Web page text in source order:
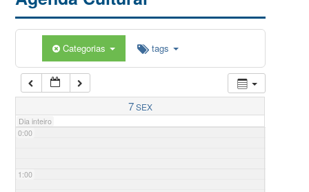
Categorias tags
7SEX
Dia inteiro
0:00
1:00